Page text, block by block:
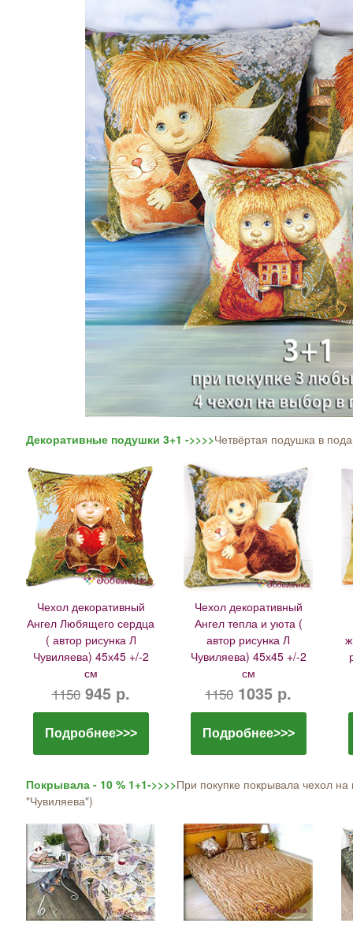
Декоративные подушки 3+1 ->>>>Четвёртая подушка в
Чехол декоративный
Ангел Любящего сердца
( автор рисунка Л
Чувиляева) 45х45 +/-2
см
1150 945 р.
Подробнее>>>
Чехол декоративный
Ангел тепла и уюта (
автор рисунка Л
Чувиляева) 45х45 +/-2
см
1150 1035 р.
Подробнее>>>
Покрывала - 10 % 1+1->>>>При покупке покрывала чехол
"Чувиляева")